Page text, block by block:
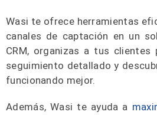
Wasi te ofrece herramientas
canales de captación en un
CRM, organizas a tus clientes
seguimiento detallado y
funcionando mejor.
Además, Wasi te ayuda a